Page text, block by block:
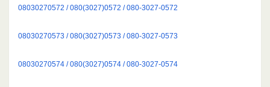
08030270572 / 080(3027)0572 / 080-3027-0572
08030270573 / 080(3027)0573 / 080-3027-0573
08030270574 / 080(3027)0574 / 080-3027-0574